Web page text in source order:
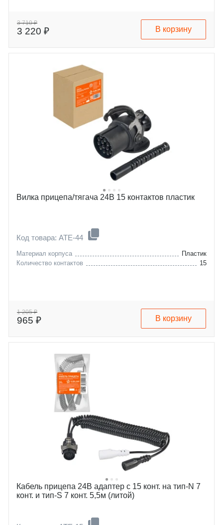
3 710 ₽
3 220 ₽ В корзину
Вилка прицепа/тягача 24В 15 контактов пластик
Код товара: ATE-44
Материал корпуса
Пластик
Количество контактов
15
1 205 ₽
965 ₽ В корзину
Кабель прицепа 24В адаптер с 15 конт. на тип-N 7
конт. и тип-S 7 конт. 5,5м (литой)